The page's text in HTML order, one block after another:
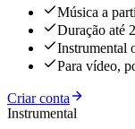
Música a
Duração até
Instrumental
Para vídeo,
Criar conta
Instrumental